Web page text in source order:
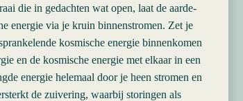
die in gedachten wat open, laat de aarde-
energie via je kruin binnenstromen. Zet je
kosmische energie binnenkomen
en de kosmische energie met elkaar in een
energie helemaal door je heen stromen en
de zuivering, waarbij storingen als